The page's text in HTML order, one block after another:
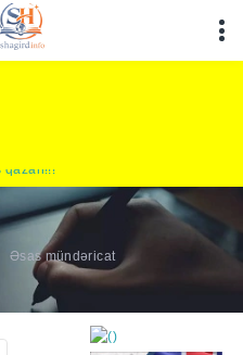
Əsas mündəricat